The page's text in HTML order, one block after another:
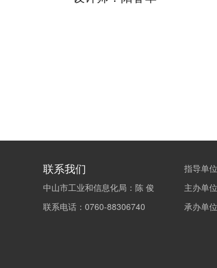
联系我们
中山市工业和信息化局：陈 俊
联系电话：0760-88306740
指导单
主办单位
承办单位